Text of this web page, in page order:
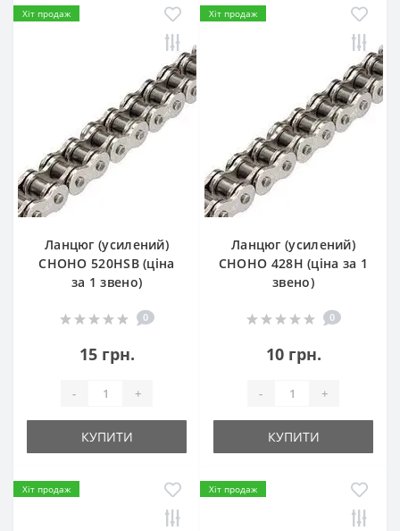
Хіт продаж
Ланцюг (усилений)
СHOHO 520HSB (ціна
за 1 звено)
0
15 грн.
- +
КУПИТИ
Хіт продаж
Ланцюг (усилений)
СHOHO 428H (ціна за 1
звено)
0
10 грн.
- +
КУПИТИ
Хіт продаж Хіт продаж